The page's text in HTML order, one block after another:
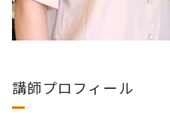
講師プロフィール